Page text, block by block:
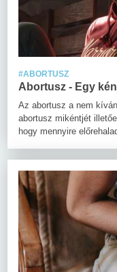
#ABORTUSZ
Abortusz - Egy
Az abortusz a nem
abortusz mikéntjét
hogy mennyire